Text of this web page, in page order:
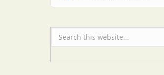
Formulario de búsqueda